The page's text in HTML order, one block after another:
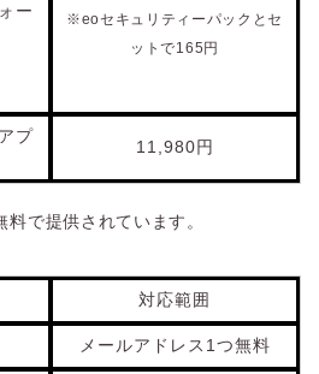
ー
※eoセキュリティーパックとセ
ットで165円
プ
11,980円
で提供されています。
対応範囲
メールアドレス1つ無料